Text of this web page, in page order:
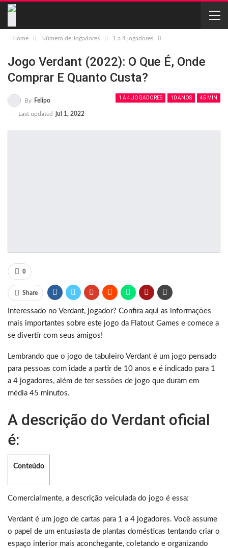
Home Número de Jogadores 1 a 4 jogadores
Jogo Verdant (2022): O Que É, Onde
Comprar E Quanto Custa?
1 A 4 JOGADORES 10 ANOS 45 MIN
By Felipo
Last updated jul 1, 2022
0
Share
Interessado no Verdant, jogador? Confira aqui as informações
mais importantes sobre este jogo da Flatout Games e comece a
se divertir com seus amigos!
Lembrando que o jogo de tabuleiro Verdant é um jogo pensado
para pessoas com idade a partir de 10 anos e é indicado para 1
a 4 jogadores, além de ter sessões de jogo que duram em
média 45 minutos.
A descrição do Verdant oficial
é:
Conteúdo
Comercialmente, a descrição veiculada do jogo é essa:
Verdant é um jogo de cartas para 1 a 4 jogadores. Você assume
o papel de um entusiasta de plantas domésticas tentando criar o
espaço interior mais aconchegante, coletando e organizando